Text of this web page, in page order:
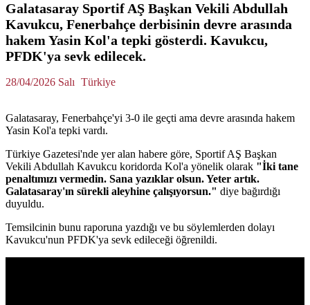
Galatasaray Sportif AŞ Başkan Vekili Abdullah
Kavukcu, Fenerbahçe derbisinin devre arasında
hakem Yasin Kol'a tepki gösterdi. Kavukcu,
PFDK'ya sevk edilecek.
28/04/2026 Salı Türkiye
Galatasaray, Fenerbahçe'yi 3-0 ile geçti ama devre arasında hakem
Yasin Kol'a tepki vardı.
Türkiye Gazetesi'nde yer alan habere göre, Sportif AŞ Başkan
Vekili Abdullah Kavukcu koridorda Kol'a yönelik olarak "İki tane
penaltımızı vermedin. Sana yazıklar olsun. Yeter artık.
Galatasaray'ın sürekli aleyhine çalışıyorsun." diye bağırdığı
duyuldu.
Temsilcinin bunu raporuna yazdığı ve bu söylemlerden dolayı
Kavukcu'nun PFDK'ya sevk edileceği öğrenildi.